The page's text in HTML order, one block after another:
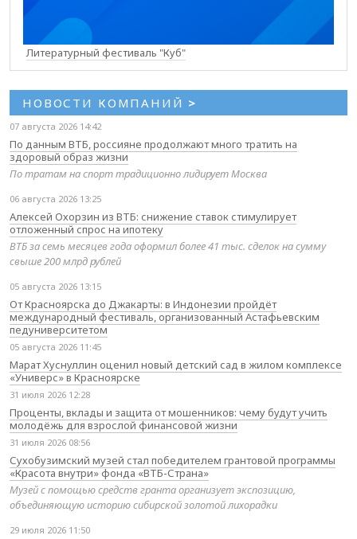
Литературный фестиваль "Куб"
НОВОСТИ КОМПАНИЙ >
07 августа 2026 14:42
По данным ВТБ, россияне продолжают много тратить на
здоровый образ жизни
По тратам на спорт традиционно лидирует Москва
06 августа 2026 13:25
Алексей Охорзин из ВТБ: снижение ставок стимулирует
отложенный спрос на ипотеку
ВТБ за семь месяцев года оформил более 41 тыс. сделок на сумму
свыше 200 млрд рублей
05 августа 2026 13:15
От Красноярска до Джакарты: в Индонезии пройдёт
международный фестиваль, организованный Астафьевским
педуниверситетом
05 августа 2026 11:45
Марат Хуснуллин оценил новый детский сад в жилом комплексе
«Универс» в Красноярске
31 июля 2026 12:28
Проценты, вклады и защита от мошенников: чему будут учить
молодёжь для взрослой финансовой жизни
31 июля 2026 08:56
Сухобузимский музей стал победителем грантовой программы
«Красота внутри» фонда «ВТБ-Страна»
Музей с помощью средств гранта организует экспозицию,
объединяющую историю сибирской золотой лихорадки
29 июля 2026 11:50